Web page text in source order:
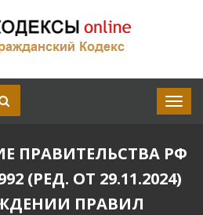
ПРАВИТЕЛЬСТВА РФ
(РЕД. ОТ 29.11.2024)
ПРАВИЛ